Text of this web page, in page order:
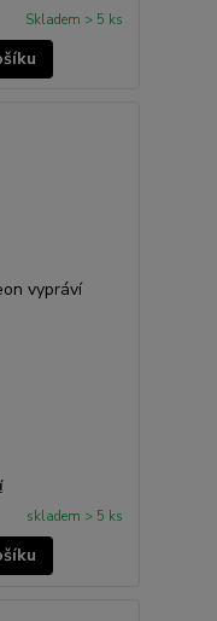
Skladem > 5 ks
skladem > 5 ks